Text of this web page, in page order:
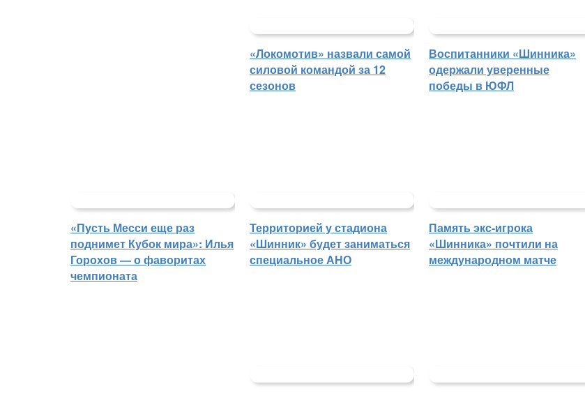
«Локомотив» назвали самой
силовой командой за 12
сезонов
Воспитанники «Шинника»
одержали уверенные
победы в ЮФЛ
«Пусть Месси еще раз
поднимет Кубок мира»: Илья
Горохов — о фаворитах
чемпионата
Территорией у стадиона
«Шинник» будет заниматься
специальное АНО
Память экс-игрока
«Шинника» почтили на
международном матче